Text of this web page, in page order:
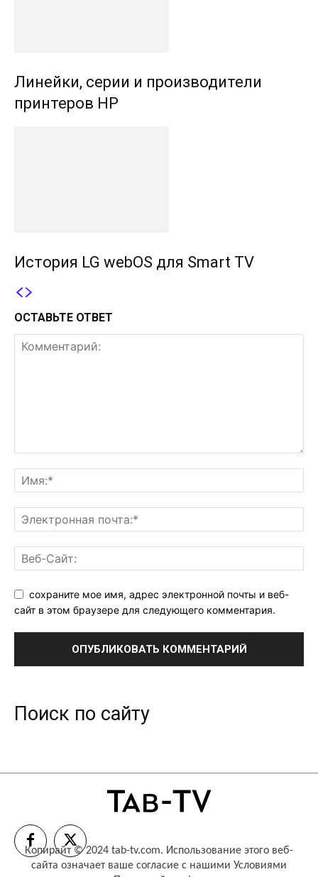
Линейки, серии и производители
принтеров HP
История LG webOS для Smart TV
ОСТАВЬТЕ ОТВЕТ
сохраните мое имя, адрес электронной почты и веб-
сайт в этом браузере для следующего комментария.
Поиск по сайту
Копирайт © 2024 tab-tv.com. Использование этого веб-
сайта означает ваше согласие с нашими Условиями